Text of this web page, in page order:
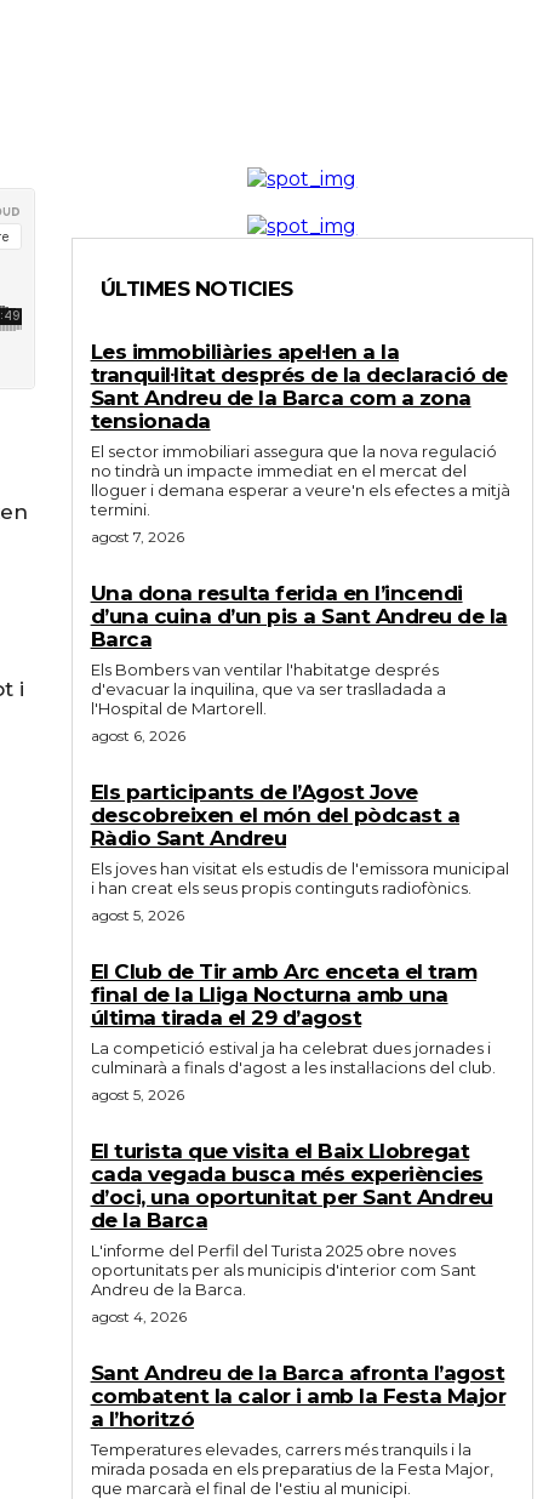
i
ÚLTIMES NOTICIES
Les immobiliàries apel·len a la
tranquil·litat després de la declaració de
Sant Andreu de la Barca com a zona
tensionada
El sector immobiliari assegura que la nova regulació
no tindrà un impacte immediat en el mercat del
lloguer i demana esperar a veure'n els efectes a mitjà
termini.
agost 7, 2026
Una dona resulta ferida en l’incendi
d’una cuina d’un pis a Sant Andreu de la
Barca
Els Bombers van ventilar l'habitatge després
d'evacuar la inquilina, que va ser traslladada a
l'Hospital de Martorell.
agost 6, 2026
Els participants de l’Agost Jove
descobreixen el món del pòdcast a
Ràdio Sant Andreu
Els joves han visitat els estudis de l'emissora municipal
i han creat els seus propis continguts radiofònics.
agost 5, 2026
El Club de Tir amb Arc enceta el tram
final de la Lliga Nocturna amb una
última tirada el 29 d’agost
La competició estival ja ha celebrat dues jornades i
culminarà a finals d'agost a les instal·lacions del club.
agost 5, 2026
El turista que visita el Baix Llobregat
cada vegada busca més experiències
d’oci, una oportunitat per Sant Andreu
de la Barca
L'informe del Perfil del Turista 2025 obre noves
oportunitats per als municipis d'interior com Sant
Andreu de la Barca.
agost 4, 2026
Sant Andreu de la Barca afronta l’agost
combatent la calor i amb la Festa Major
a l’horitzó
Temperatures elevades, carrers més tranquils i la
mirada posada en els preparatius de la Festa Major,
que marcarà el final de l'estiu al municipi.